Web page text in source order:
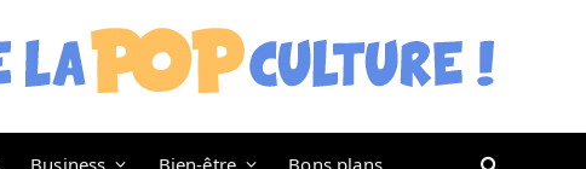
Business Bien-être Bons plans